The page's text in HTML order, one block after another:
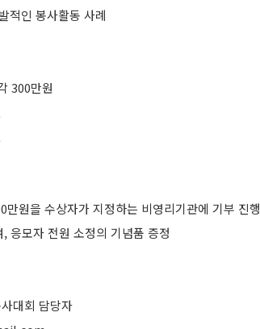
적인 봉사활동 사례
300만원
원을 수상자가 지정하는 비영리기관에 기부 진행
응모자 전원 소정의 기념품 증정
대회 담당자